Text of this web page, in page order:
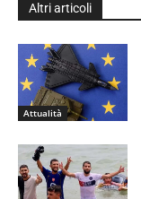
Altri articoli
Attualità